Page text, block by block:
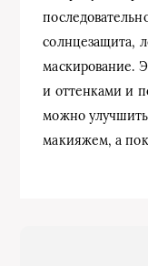
солнцезащита,
маскирование.
и оттенками и
можно
макияжем, а